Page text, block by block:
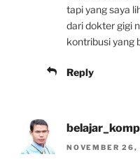
tapi yang saya
dari dokter gigi
kontribusi yang
Reply
NOVEMBER